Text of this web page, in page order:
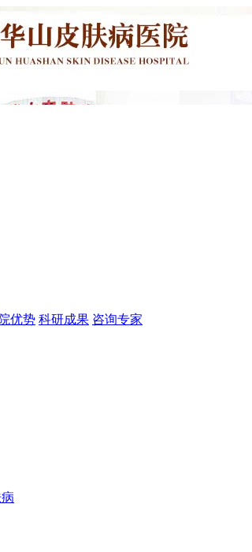
优势 科研成果 咨询专家